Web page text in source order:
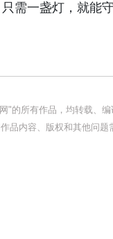
需一盏灯，就能
"的所有作品，均转载、
品内容、版权和其他问